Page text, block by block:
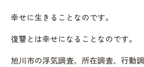
幸せに生きることなのです。
復讐とは幸せになることなのです。
旭川市の浮気調査、所在調査、行動